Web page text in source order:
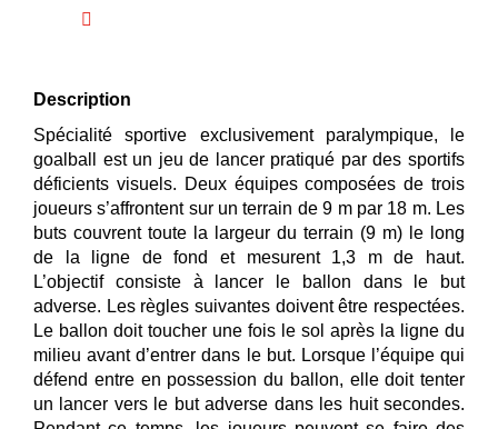
Description
Spécialité sportive exclusivement paralympique, le
goalball est un jeu de lancer pratiqué par des sportifs
déficients visuels. Deux équipes composées de trois
joueurs s’affrontent sur un terrain de 9 m par 18 m. Les
buts couvrent toute la largeur du terrain (9 m) le long
de la ligne de fond et mesurent 1,3 m de haut.
L’objectif consiste à lancer le ballon dans le but
adverse. Les règles suivantes doivent être respectées.
Le ballon doit toucher une fois le sol après la ligne du
milieu avant d’entrer dans le but. Lorsque l’équipe qui
défend entre en possession du ballon, elle doit tenter
un lancer vers le but adverse dans les huit secondes.